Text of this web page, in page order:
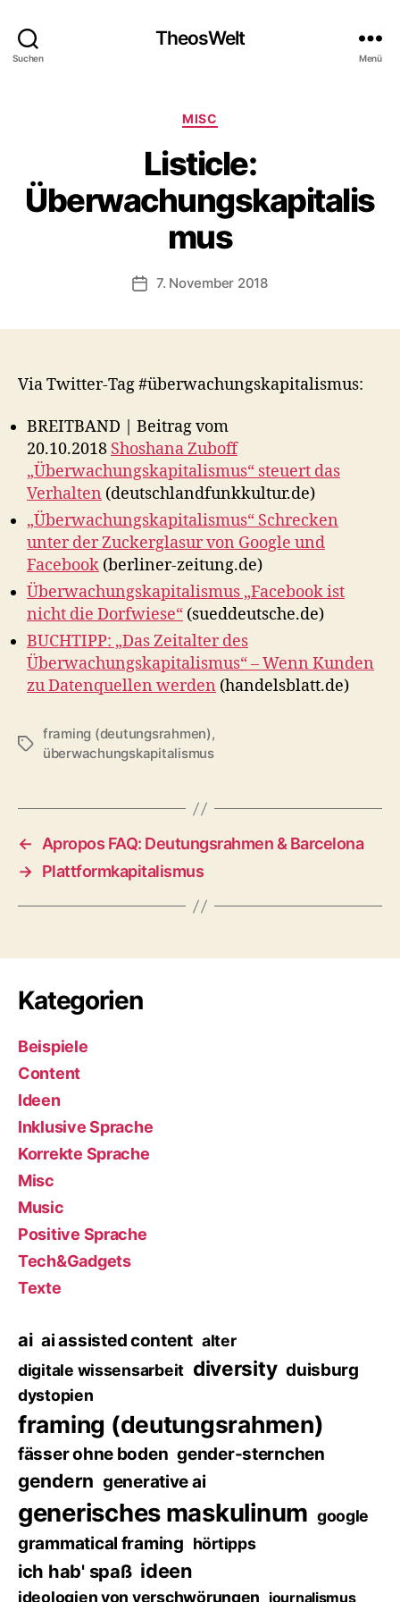
Suchen
TheosWelt
Menü
Kategorien
MISC
Listicle:
Überwachungskapitalis
mus
Veröffentlichungsdatum
7. November 2018
Via Twitter-Tag #überwachungskapitalismus:
BREITBAND | Beitrag vom
20.10.2018 Shoshana Zuboff
„Überwachungskapitalismus“ steuert das
Verhalten (deutschlandfunkkultur.de)
„Überwachungskapitalismus“ Schrecken
unter der Zuckerglasur von Google und
Facebook (berliner-zeitung.de)
Überwachungskapitalismus „Facebook ist
nicht die Dorfwiese“ (sueddeutsche.de)
BUCHTIPP: „Das Zeitalter des
Überwachungskapitalismus“ – Wenn Kunden
zu Datenquellen werden (handelsblatt.de)
Schlagwörter
framing (deutungsrahmen),
überwachungskapitalismus
←
Apropos FAQ: Deutungsrahmen & Barcelona
→ Plattformkapitalismus
Kategorien
Beispiele
Content
Ideen
Inklusive Sprache
Korrekte Sprache
Misc
Music
Positive Sprache
Tech&Gadgets
Texte
ai ai assisted content alter
digitale wissensarbeit diversity duisburg
dystopien
framing (deutungsrahmen)
fässer ohne boden gender-sternchen
gendern generative ai
generisches maskulinum google
grammatical framing hörtipps
ich hab' spaß ideen
ideologien von verschwörungen journalismus